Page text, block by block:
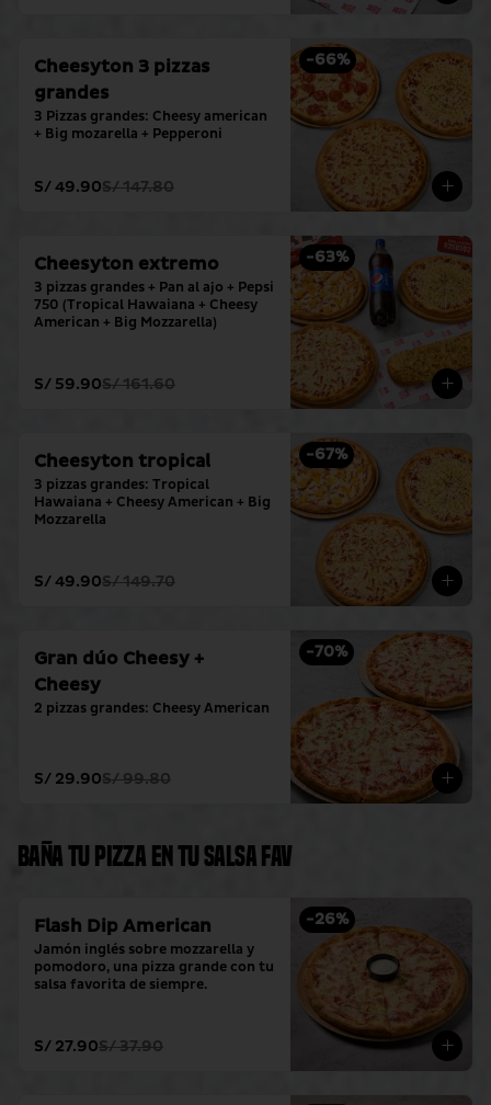
-66%
Cheesyton 3 pizzas
grandes
3 Pizzas grandes: Cheesy american
+ Big mozarella + Pepperoni
S/ 49.90S/ 147.80
-63%
Cheesyton extremo
3 pizzas grandes + Pan al ajo + Pepsi
750 (Tropical Hawaiana + Cheesy
American + Big Mozzarella)
S/ 59.90S/ 161.60
-67%
Cheesyton tropical
3 pizzas grandes: Tropical
Hawaiana + Cheesy American + Big
Mozzarella
S/ 49.90S/ 149.70
-70%
Gran dúo Cheesy +
Cheesy
2 pizzas grandes: Cheesy American
S/ 29.90S/ 99.80
Baña tu pizza en tu salsa fav
-26%
Flash Dip American
Jamón inglés sobre mozzarella y
pomodoro, una pizza grande con tu
salsa favorita de siempre.
S/ 27.90S/ 37.90